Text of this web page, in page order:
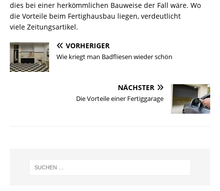
dies bei einer herkömmlichen Bauweise der Fall wäre. Wo
die Vorteile beim Fertighausbau liegen, verdeutlicht
viele Zeitungsartikel.
VORHERIGER
Wie kriegt man Badfliesen wieder schön
NÄCHSTER
Die Vorteile einer Fertiggarage